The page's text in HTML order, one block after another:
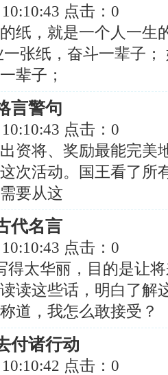
点击： 0
，就是一个人一生
张纸，奋斗一辈子
辈子；
言警句
点击： 0
将、奖励最能完美
次活动。国王看了所
要从这
代名言
点击： 0
太华丽，目的是让将
读这些话，明白了解
道，我怎么敢接受？
付诸行动
点击： 0